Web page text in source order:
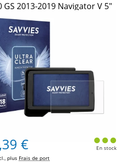
GS 2013-2019 Navigator V 5"
€
plus Frais de port
En stock